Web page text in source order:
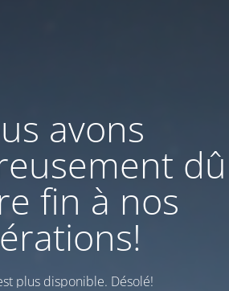
avons
dû
fin à nos
plus disponible. Désolé!